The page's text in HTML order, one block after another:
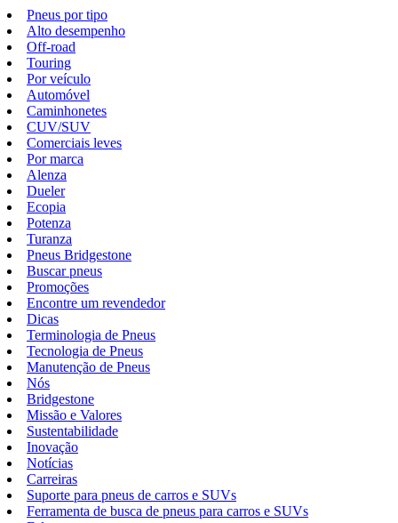
Pneus por tipo
Alto desempenho
Off-road
Touring
Por veículo
Automóvel
Caminhonetes
CUV/SUV
Comerciais leves
Por marca
Alenza
Dueler
Ecopia
Potenza
Turanza
Pneus Bridgestone
Buscar pneus
Promoções
Encontre um revendedor
Dicas
Terminologia de Pneus
Tecnologia de Pneus
Manutenção de Pneus
Nós
Bridgestone
Missão e Valores
Sustentabilidade
Inovação
Notícias
Carreiras
Suporte para pneus de carros e SUVs
Ferramenta de busca de pneus para carros e SUVs